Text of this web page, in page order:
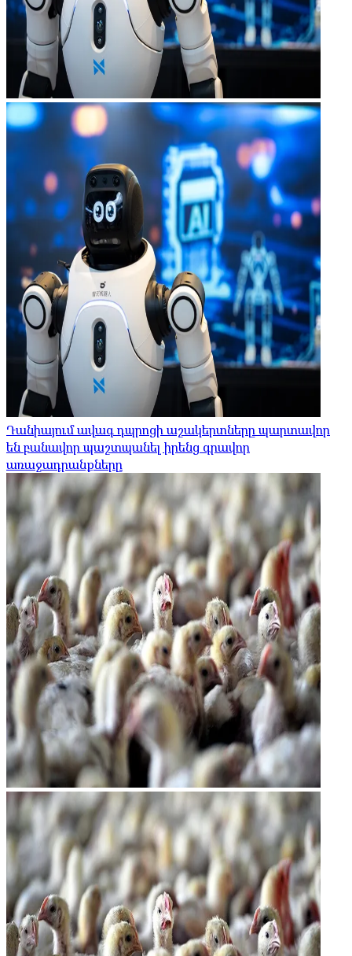
Դանիայում ավագ դպրոցի աշակերտները պարտավոր
են բանավոր պաշտպանել իրենց գրավոր
առաջադրանքները